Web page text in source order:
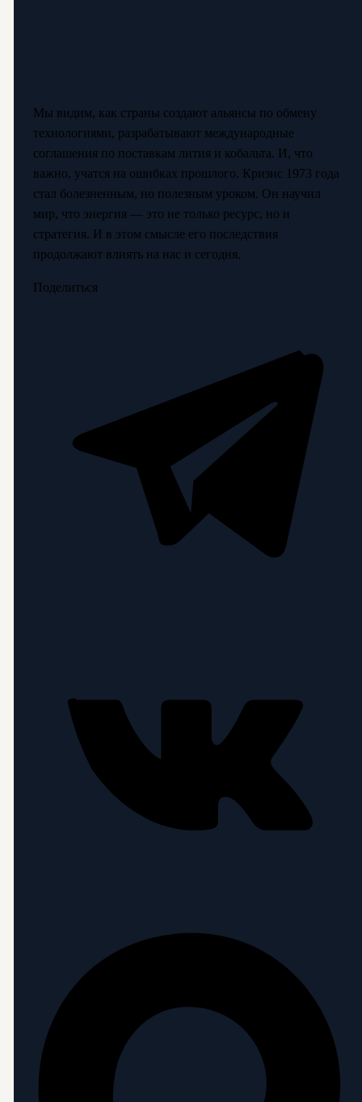
Мы видим, как страны создают альянсы по обмену
технологиями, разрабатывают международные
соглашения по поставкам лития и кобальта. И, что
важно, учатся на ошибках прошлого. Кризис 1973 года
стал болезненным, но полезным уроком. Он научил
мир, что энергия — это не только ресурс, но и
стратегия. И в этом смысле его последствия
продолжают влиять на нас и сегодня.
Поделиться